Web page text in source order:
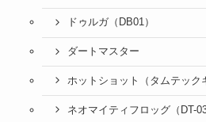
ドゥルガ（DB01）
ダートマスター
ホットショット（タムテック
ネオマイティフロッグ（DT-03